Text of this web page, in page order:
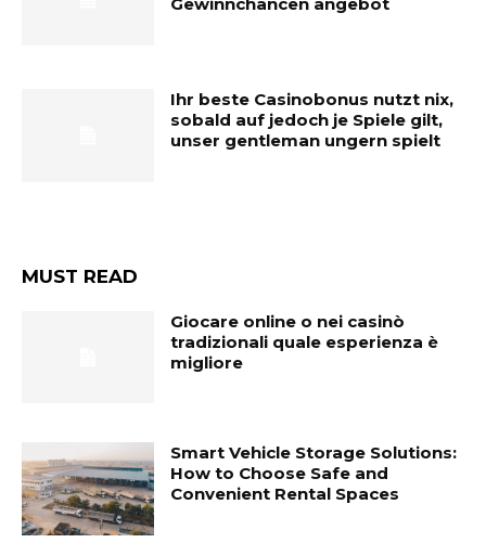
Gewinnchancen angebot
Ihr beste Casinobonus nutzt nix,
sobald auf jedoch je Spiele gilt,
unser gentleman ungern spielt
MUST READ
Giocare online o nei casinò
tradizionali quale esperienza è
migliore
Smart Vehicle Storage Solutions:
How to Choose Safe and
Convenient Rental Spaces